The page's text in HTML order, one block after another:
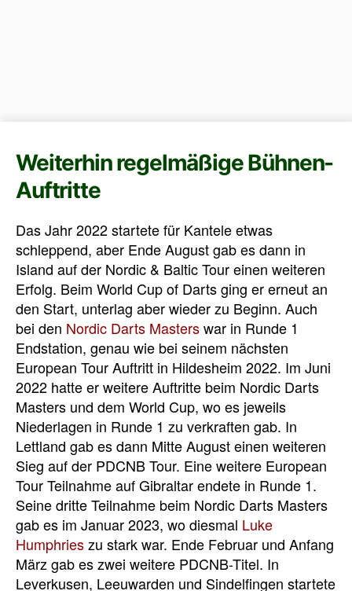
Weiterhin regelmäßige Bühnen-
Auftritte
Das Jahr 2022 startete für Kantele etwas
schleppend, aber Ende August gab es dann in
Island auf der Nordic & Baltic Tour einen weiteren
Erfolg. Beim World Cup of Darts ging er erneut an
den Start, unterlag aber wieder zu Beginn. Auch
bei den Nordic Darts Masterswar in Runde 1
Endstation, genau wie bei seinem nächsten
European Tour Auftritt in Hildesheim 2022. Im Juni
2022 hatte er weitere Auftritte beim Nordic Darts
Masters und dem World Cup, wo es jeweils
Niederlagen in Runde 1 zu verkraften gab. In
Lettland gab es dann Mitte August einen weiteren
Sieg auf der PDCNB Tour. Eine weitere European
Tour Teilnahme auf Gibraltar endete in Runde 1.
Seine dritte Teilnahme beim Nordic Darts Masters
gab es im Januar 2023, wo diesmal Luke
Humphrieszu stark war. Ende Februar und Anfang
März gab es zwei weitere PDCNB-Titel. In
Leverkusen, Leeuwarden und Sindelfingen startete